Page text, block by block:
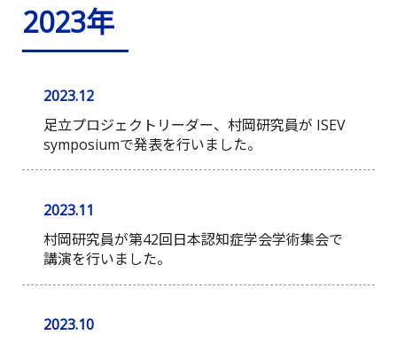
2023年
2023.12
足立プロジェクトリーダー、村岡研究員が ISEV
symposiumで発表を行いました。
2023.11
村岡研究員が第42回日本認知症学会学術集会で
講演を行いました。
2023.10